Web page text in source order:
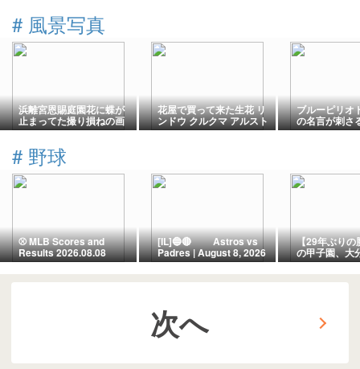
# 風景写真
浜離宮恩賜庭園花に蝶が
止まってた撮り損ねの画
像を加工してみました
花屋で買って来た生花 リ
ンドウ クルクマ アルスト
ロメリア ケイトウ カーネ
ブルーピリオ
の名言が刺さ
「なんとかな
# 野球
⚾️ MLB Scores and
Results 2026.08.08
[IL]🔵🔴 Astros vs
Padres | August 8, 2026
| Petco Park ー
Smith's Sledgehammer
and Hader's Heat!
Padres in 6-3 Thriller
【29年ぶりの
の甲子園、大
本文理に逆転
108回全国高
権
次へ